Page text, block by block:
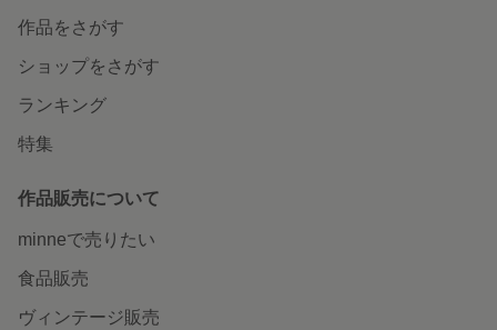
作品をさがす
ショップをさがす
ランキング
特集
作品販売について
minneで売りたい
食品販売
ヴィンテージ販売